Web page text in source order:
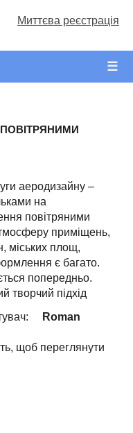
Миттєва реєстрація
☰
аеродизайну –
на
повітряними
приміщень,
міських площ,
є багато.
попередньо.
творчий підхід
Roman
щоб переглянути